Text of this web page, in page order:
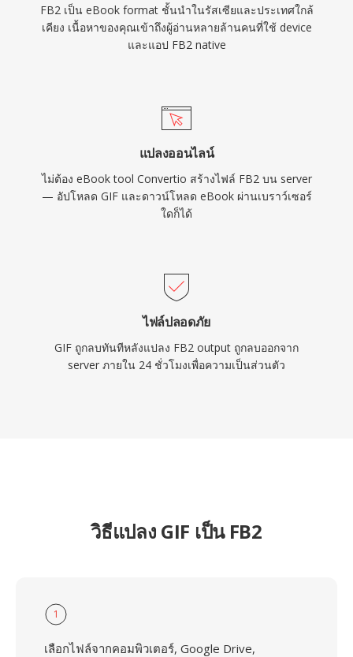
FB2 เป็น eBook format ชั้นนำในรัสเซียและประเทศใกล้
เคียง เนื้อหาของคุณเข้าถึงผู้อ่านหลายล้านคนที่ใช้ device
และแอป FB2 native
แปลงออนไลน์
ไม่ต้อง eBook tool Convertio สร้างไฟล์ FB2 บน server
— อัปโหลด GIF และดาวน์โหลด eBook ผ่านเบราว์เซอร์
ใดก็ได้
ไฟล์ปลอดภัย
GIF ถูกลบทันทีหลังแปลง FB2 output ถูกลบออกจาก
server ภายใน 24 ชั่วโมงเพื่อความเป็นส่วนตัว
วิธีแปลง GIF เป็น FB2
1
เลือกไฟล์จากคอมพิวเตอร์, Google Drive,